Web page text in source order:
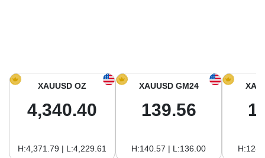
Precio del Oro hoy en América del sur
XAUUSD OZ
4,340.40
H:4,371.79 | L:4,229.61
XAUUSD GM24
139.56
H:140.57 | L:136.00